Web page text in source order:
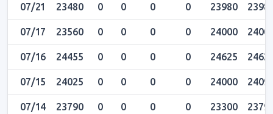
07/21 23480 0 0 0 0 23980
07/17 23560 0 0 0 0 24000
07/16 24455 0 0 0 0 24625
07/15 24025 0 0 0 0 24000
07/14 23790 0 0 0 0 23300